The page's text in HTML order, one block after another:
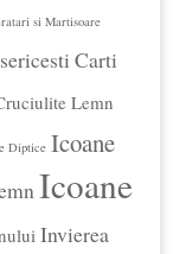
si Martisoare
Carti
Lemn
Diptice Icoane
Icoane
Invierea